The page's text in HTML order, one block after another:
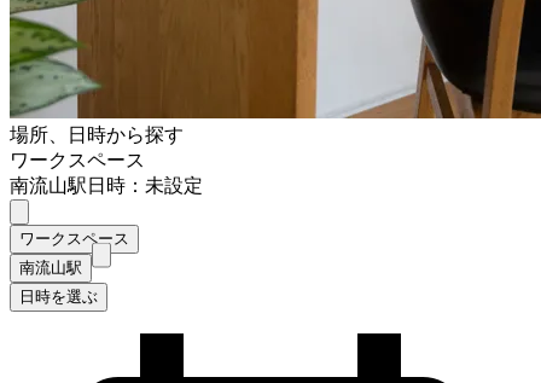
場所、日時から探す
ワークスペース
南流山駅日時：未設定
ワークスペース
南流山駅
日時を選ぶ